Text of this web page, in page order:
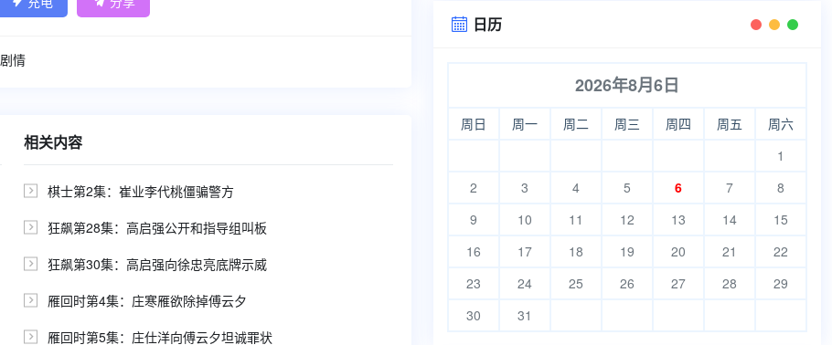
剧情
相关内容
 棋士第2集：崔业李代桃僵骗警方
 狂飙第28集：高启强公开和指导组叫板
 狂飙第30集：高启强向徐忠亮底牌示威
 雁回时第4集：庄寒雁欲除掉傅云夕
 雁回时第5集：庄仕洋向傅云夕坦诚罪状
 日历
2026年8月6日
周日 周一 周二 周三 周四 周五
周六
1
2
3 4 5 6 7
8
9
10 11 12 13 14
15
16
17 18 19 20 21
22
23
24 25 26 27 28
29
30
31